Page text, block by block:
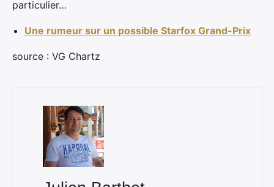
particulier…
Une rumeur sur un possible Starfox Grand-Prix
source : VG Chartz
Rechercher